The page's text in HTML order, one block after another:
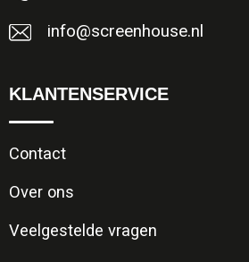
info@screenhouse.nl
KLANTENSERVICE
Contact
Over ons
Veelgestelde vragen